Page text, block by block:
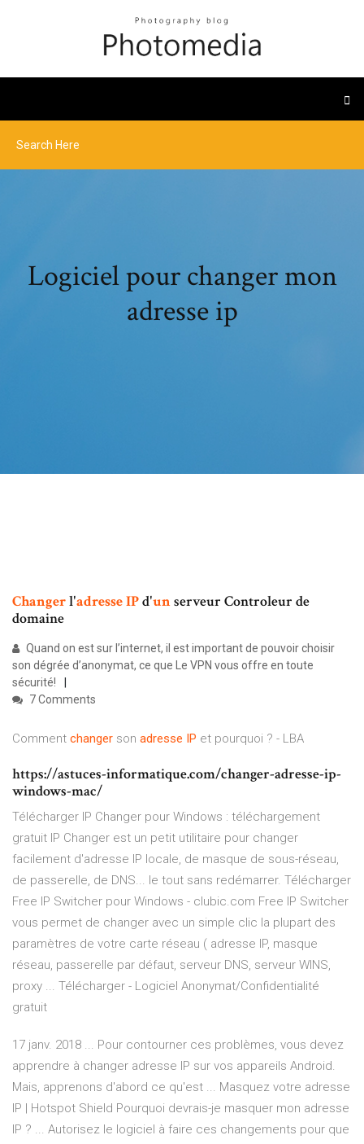
Logiciel pour changer mon
adresse ip
Changerl'adresseIPd'unserveur Controleur de
domaine
Quand on est sur l’internet, il est important de pouvoir choisir
son dégrée d’anonymat, ce que Le VPN vous offre en toute
sécurité!
7 Comments
Comment changer son adresse IP et pourquoi ? - LBA
https://astuces-informatique.com/changer-adresse-ip-
windows-mac/
Télécharger IP Changer pour Windows : téléchargement
gratuit IP Changer est un petit utilitaire pour changer
facilement d'adresse IP locale, de masque de sous-réseau,
de passerelle, de DNS... le tout sans redémarrer. Télécharger
Free IP Switcher pour Windows - clubic.com Free IP Switcher
vous permet de changer avec un simple clic la plupart des
paramètres de votre carte réseau ( adresse IP, masque
réseau, passerelle par défaut, serveur DNS, serveur WINS,
proxy ... Télécharger - Logiciel Anonymat/Confidentialité
gratuit
17 janv. 2018 ... Pour contourner ces problèmes, vous devez
apprendre à changer adresse IP sur vos appareils Android.
Mais, apprenons d'abord ce qu'est ... Masquez votre adresse
IP | Hotspot Shield Pourquoi devrais-je masquer mon adresse
IP ? ... Autorisez le logiciel à faire ces changements pour que